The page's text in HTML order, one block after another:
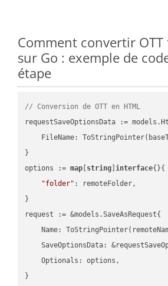
Comment convertir OTT
sur Go : exemple de
étape
// Conversion de OTT en HTML
requestSaveOptionsData :=
FileName:
}
options := map string ]interface{}{
"folder" : remoteFolder,
}
request := &models.SaveAsRequest{
Name:
SaveOptionsData:
    Optionals: options,
}